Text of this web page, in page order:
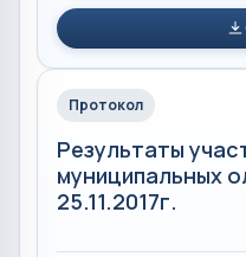
Протокол
Результаты
муниципальных
25.11.2017г.